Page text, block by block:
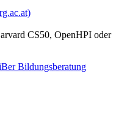
CS50, OpenHPI oder
Bildungsberatung